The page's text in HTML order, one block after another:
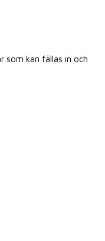
som kan fällas in och